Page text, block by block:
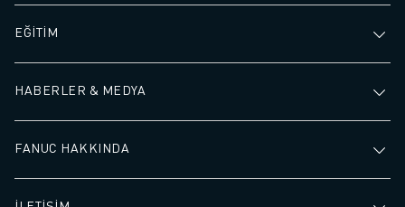
EĞİTİM
HABERLER & MEDYA
FANUC HAKKINDA